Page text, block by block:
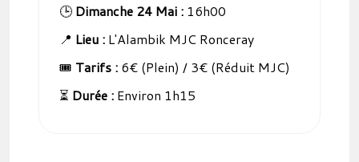
🕒 Dimanche 24 Mai : 16h00
📍 Lieu : L'Alambik MJC Ronceray
🎟️ Tarifs : 6€ (Plein) / 3€ (Réduit MJC)
⏳ Durée : Environ 1h15